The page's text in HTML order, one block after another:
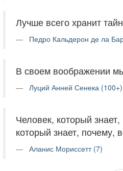
Лучше всего хранит
Педро Кальдерон де ла
В своем воображении
Луций Анней Сенека (100+)
Человек, который
который знает, почему,
Аланис Мориссетт (7)